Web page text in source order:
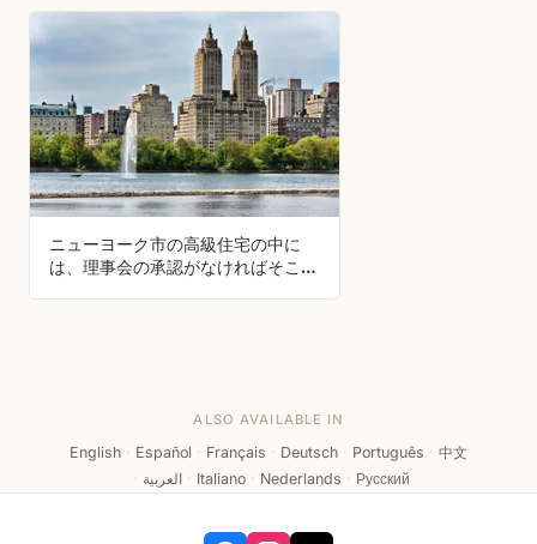
ニューヨーク市の高級住宅の中に
は、理事会の承認がなければそこに
ALSO AVAILABLE IN
English · Español · Français · Deutsch · Português · 中文
· العربية · Italiano · Nederlands · Русский